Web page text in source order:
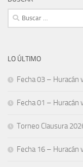
Buscar:
LO ÚLTIMO
Fecha 03 – Huracán
Fecha 01 – Huracán
Torneo Clausura
Fecha 16 – Huracán